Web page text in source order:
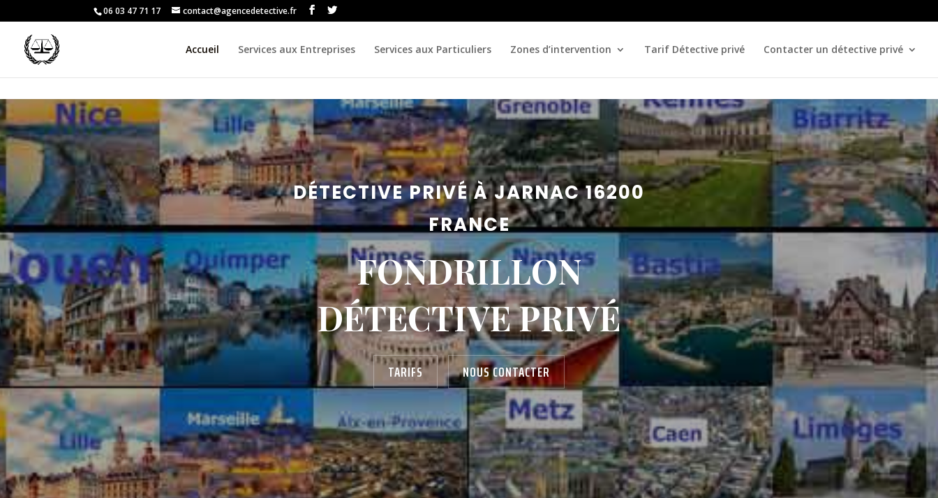
06 03 47 71 17 contact@agencedetective.fr
Accueil Services aux Entreprises Services aux Particuliers Zones d’intervention Tarif Détective privé Contacter un détective privé
DÉTECTIVE PRIVÉ À JARNAC 16200
FRANCE
FONDRILLON
DÉTECTIVE PRIVÉ
TARIFS NOUS CONTACTER